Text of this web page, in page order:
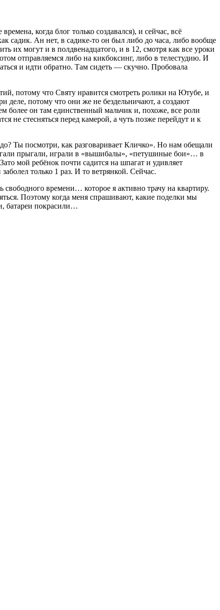
когда блог только создавался), и сейчас, всё
Ан нет, в садике-то он был либо до часа, либо вообще
их могут и в полдвенадцатого, и в 12, смотря как все уроки
отправляемся либо на кикбоксинг, либо в телестудию. И
и идти обратно. Там сидеть — скучно. Пробовала
потому что Святу нравится смотреть ролики на Ютубе, и
деле, потому что они же не бездельничают, а создают
более он там единственный мальчик и, похоже, все роли
не стесняться перед камерой, а чуть позже перейдут и к
Ты посмотри, как разговаривает Кличко». Но нам обещали
прыгали, играли в «вышибалы», «петушиные бои»… в
мой ребёнок почти садится на шпагат и удивляет
только 1 раз. И то ветрянкой. Сейчас.
времени… которое я активно трачу на квартиру.
Поэтому когда меня спрашивают, какие поделки мы
батареи покрасили…